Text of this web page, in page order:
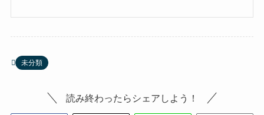
未分類
読み終わったらシェアしよう！